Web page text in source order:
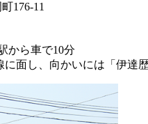
176-11
から車で10分
面し、向かいには「伊達